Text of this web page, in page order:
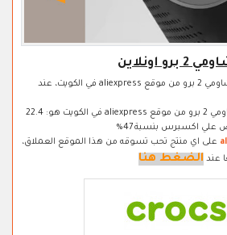
اونلاين
تسوق منفاخ هواء شاومي 2 برو من موقع aliexpress في الكويت، عند
سعر منفاخ هواء شاومي 2 برو من موقع aliexpress في الكويت هو: 22.4
علي اكسبرس بنسبة 47%
على اي منتج تحب تسوقه من هذا الموقع العملاق،
عند الضغط هنا